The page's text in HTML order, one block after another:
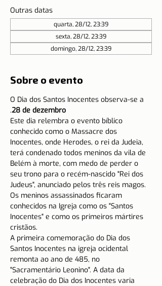
Outras datas
quarta, 28/12, 23:39
sexta, 28/12, 23:39
domingo, 28/12, 23:39
Sobre o evento
O Dia dos Santos Inocentes observa-se a
.28 de dezembro
Este dia relembra o evento bíblico
conhecido como o Massacre dos
Inocentes, onde Herodes, o rei da Judeia,
terá condenado todos meninos da vila de
Belém à morte, com medo de perder o
seu trono para o recém-nascido "Rei dos
Judeus", anunciado pelos três reis magos.
Os meninos assassinados ficaram
conhecidos na Igreja como os "Santos
Inocentes" e como os primeiros mártires
cristãos.
A primeira comemoração do Dia dos
Santos Inocentes na igreja ocidental
remonta ao ano de 485, no
"Sacramentário Leonino". A data da
celebração do Dia dos Inocentes varia